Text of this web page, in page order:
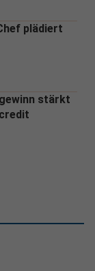
plädiert
stärkt